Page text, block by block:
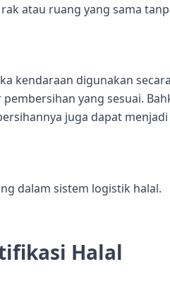
atau ruang yang sama
kendaraan digunakan secara
yang sesuai.
juga dapat menjadi
dalam sistem logistik halal.
Halal